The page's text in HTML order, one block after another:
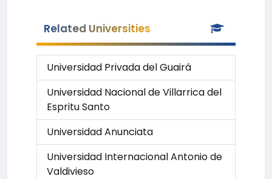
Related Universities
Universidad Privada del Guairá
Universidad Nacional de Villarrica del
Espritu Santo
Universidad Anunciata
Universidad Internacional Antonio de
Valdivieso